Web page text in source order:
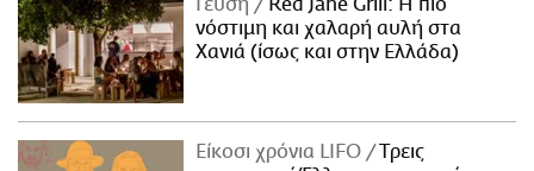
Γεύση
Red Jane Grill: Η πιο
νόστιμη και χαλαρή αυλή στα
Χανιά (ίσως και στην Ελλάδα)
Είκοσι χρόνια LIFO
Tρεις